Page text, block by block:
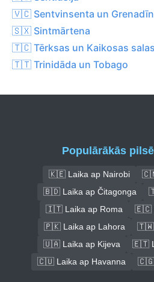
🇻🇨 Sentvinsenta un
🇸🇽 Sintmārtena
🇹🇨 Tērksas un Kaikosas salas
🇹🇹 Trinidāda un Tobago
Populārākās
🇰🇪 Laika ap Nairobi
🇨🇳
🇧🇩 Laika ap Čitagonga
🇮🇹 Laika ap Roma
🇪🇨
🇵🇰 Laika ap Lahora
🇹🇼
🇺🇦 Laika ap Kijeva
🇪🇹
🇨🇺 Laika ap Havanna
🇨🇬